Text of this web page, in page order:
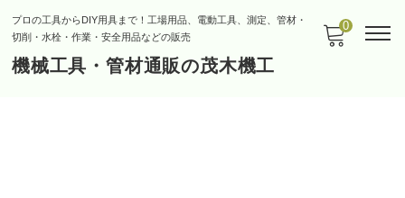
プロの工具からDIY用具まで！工場用品、電動工具、測定、管材・
切削・水栓・作業・安全用品などの販売
機械工具・管材通販の茂木機工
0